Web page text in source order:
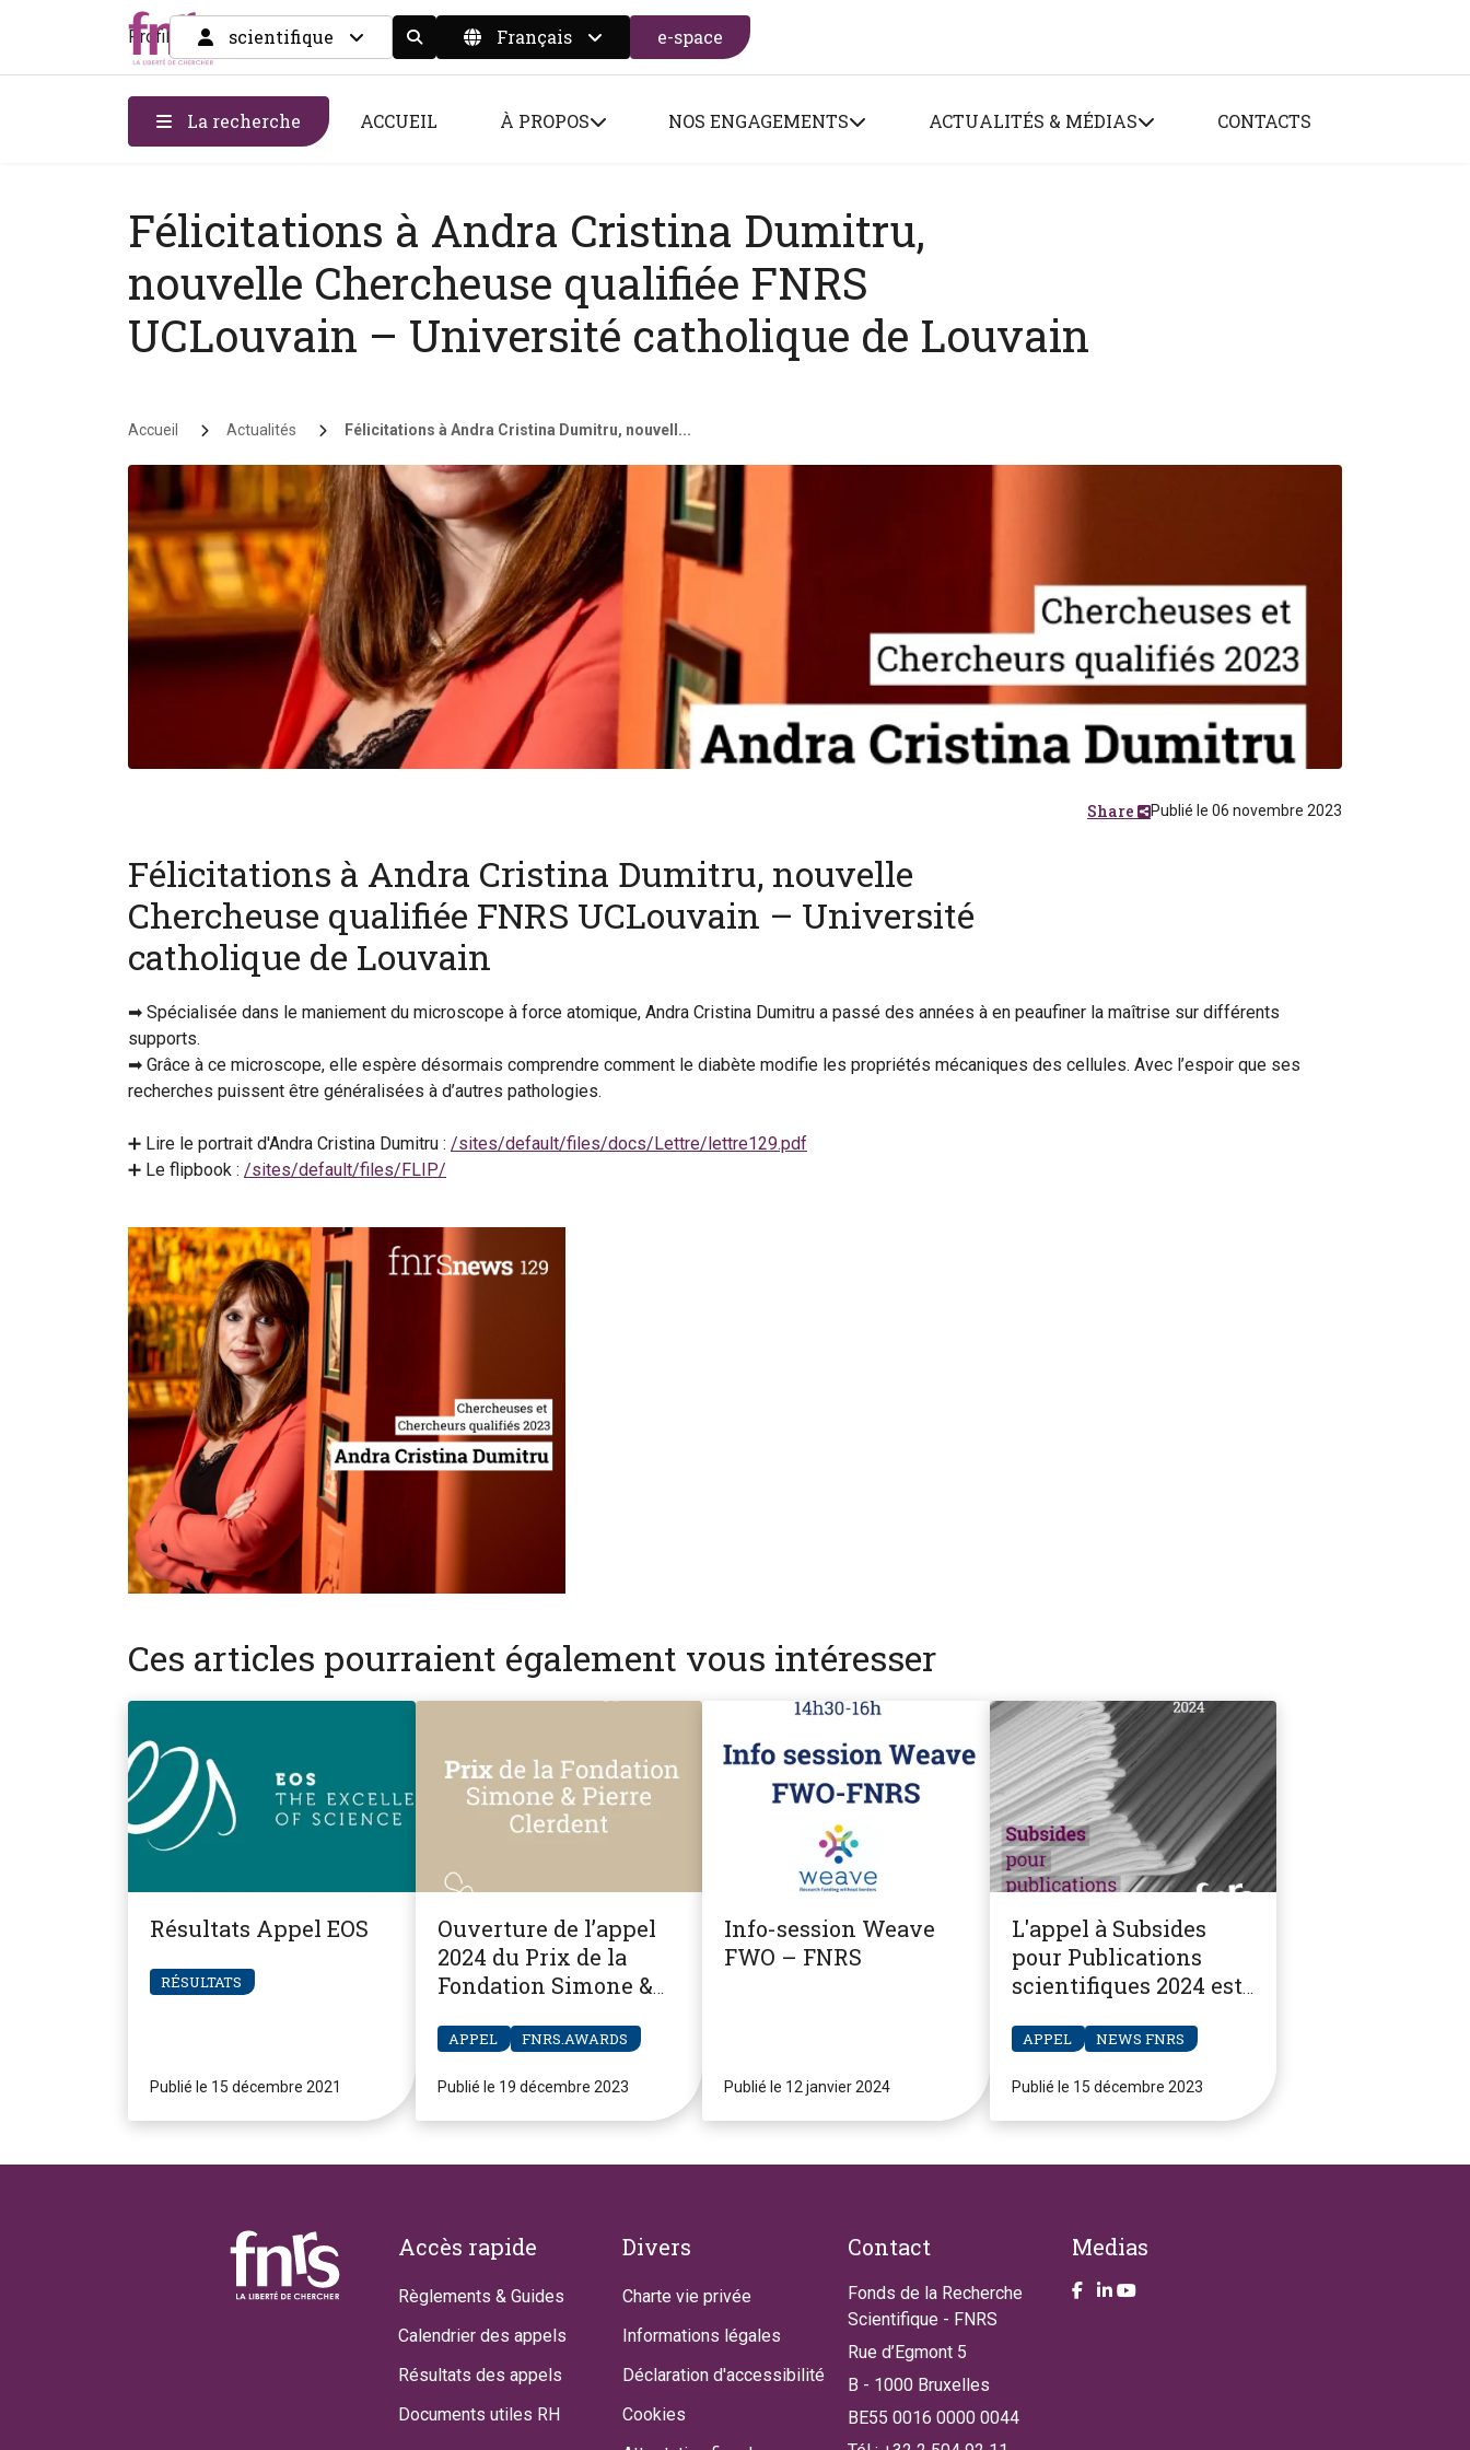
Profil scientifique Display the search form
Français e-space
La recherche ACCUEIL À PROPOS NOS ENGAGEMENTS ACTUALITÉS & MÉDIAS CONTACTS
Félicitations à Andra Cristina Dumitru,
nouvelle Chercheuse qualifiée FNRS
UCLouvain – Université catholique de Louvain
Fil d'Ariane
Accueil Actualités Félicitations à Andra Cristina Dumitru, nouvell...
Publié le 06 novembre 2023
Share
Félicitations à Andra Cristina Dumitru, nouvelle
Chercheuse qualifiée FNRS UCLouvain – Université
catholique de Louvain
➡ Spécialisée dans le maniement du microscope à force atomique, Andra Cristina Dumitru a passé des années à en peaufiner la maîtrise sur différents
supports.
➡ Grâce à ce microscope, elle espère désormais comprendre comment le diabète modifie les propriétés mécaniques des cellules. Avec l’espoir que ses
recherches puissent être généralisées à d’autres pathologies.
➕ Lire le portrait d'Andra Cristina Dumitru : /sites/default/files/docs/Lettre/lettre129.pdf
➕ Le flipbook : /sites/default/files/FLIP/
Ces articles pourraient également vous intéresser
Résultats Appel EOS
RÉSULTATS
Publié le 15 décembre 2021
Ouverture de l’appel
2024 du Prix de la
Fondation Simone &
APPEL FNRS.AWARDS
Publié le 19 décembre 2023
Info-session Weave
FWO – FNRS
Publié le 12 janvier 2024
L'appel à Subsides
pour Publications
scientifiques 2024 est
APPEL NEWS FNRS
Publié le 15 décembre 2023
Footer
Accès rapide
Règlements & Guides
Calendrier des appels
Résultats des appels
Documents utiles RH
Divers
Charte vie privée
Informations légales
Déclaration d'accessibilité
Cookies
Contact
Fonds de la Recherche
Scientifique - FNRS
Rue d’Egmont 5
B - 1000 Bruxelles
BE55 0016 0000 0044
Medias
Take a look on our facebook page
Take a look on our LinkendIn page